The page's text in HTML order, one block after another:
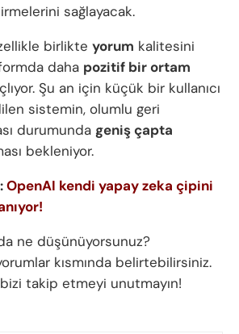
sağlayacak.
birlikte yorum kalitesini
daha pozitif bir ortam
Şu an için küçük bir kullanıcı
sistemin, olumlu geri
durumunda geniş çapta
bekleniyor.
OpenAI kendi yapay zeka çipini
ne düşünüyorsunuz?
kısmında belirtebilirsiniz.
takip etmeyi unutmayın!